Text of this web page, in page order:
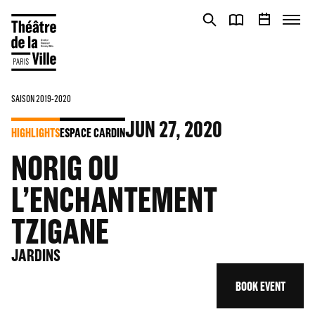
SAISON 2019-2020
HIGHLIGHTSESPACE CARDINJUN27, 2020
NORIG OU
L’ENCHANTEMENT
TZIGANE
JARDINS
BOOK EVENT